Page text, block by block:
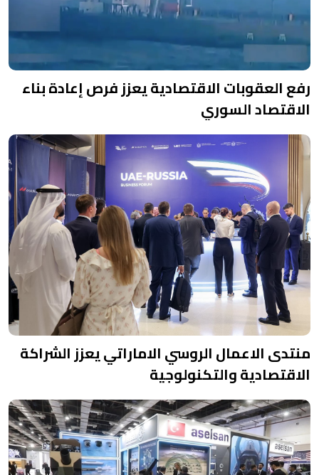
رفع العقوبات الاقتصادية يعزز فرص إعادة بناء
الاقتصاد السوري
منتدى الاعمال الروسي الاماراتي يعزز الشراكة
الاقتصادية والتكنولوجية